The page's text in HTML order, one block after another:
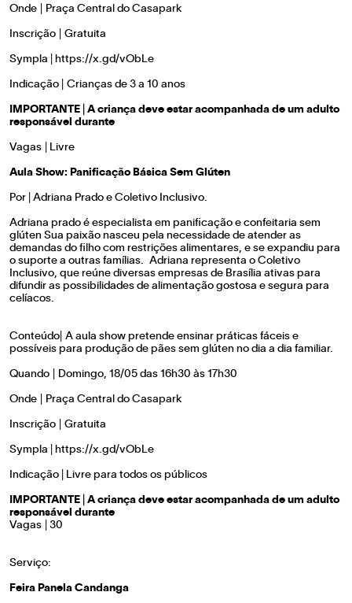
Onde | Praça Central do Casapark
Inscrição | Gratuita
Sympla | https://x.gd/vObLe
Indicação | Crianças de 3 a 10 anos
IMPORTANTE | A criança deve estar acompanhada de um adulto
responsável durante
Vagas | Livre
Aula Show: Panificação Básica Sem Glúten
Por | Adriana Prado e Coletivo Inclusivo.
Adriana prado é especialista em panificação e confeitaria sem
glúten Sua paixão nasceu pela necessidade de atender as
demandas do filho com restrições alimentares, e se expandiu para
o suporte a outras famílias. Adriana representa o Coletivo
Inclusivo, que reúne diversas empresas de Brasília ativas para
difundir as possibilidades de alimentação gostosa e segura para
celíacos.
Conteúdo| A aula show pretende ensinar práticas fáceis e
possíveis para produção de pães sem glúten no dia a dia familiar.
Quando | Domingo, 18/05 das 16h30 às 17h30
Onde | Praça Central do Casapark
Inscrição | Gratuita
Sympla | https://x.gd/vObLe
Indicação | Livre para todos os públicos
IMPORTANTE | A criança deve estar acompanhada de um adulto
responsável durante
Vagas | 30
Serviço:
Feira Panela Candanga